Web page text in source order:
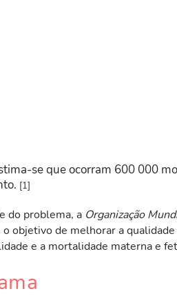
se que ocorram 600 000
[1]
do problema, a Organização
o objetivo de melhorar a
e a mortalidade materna e